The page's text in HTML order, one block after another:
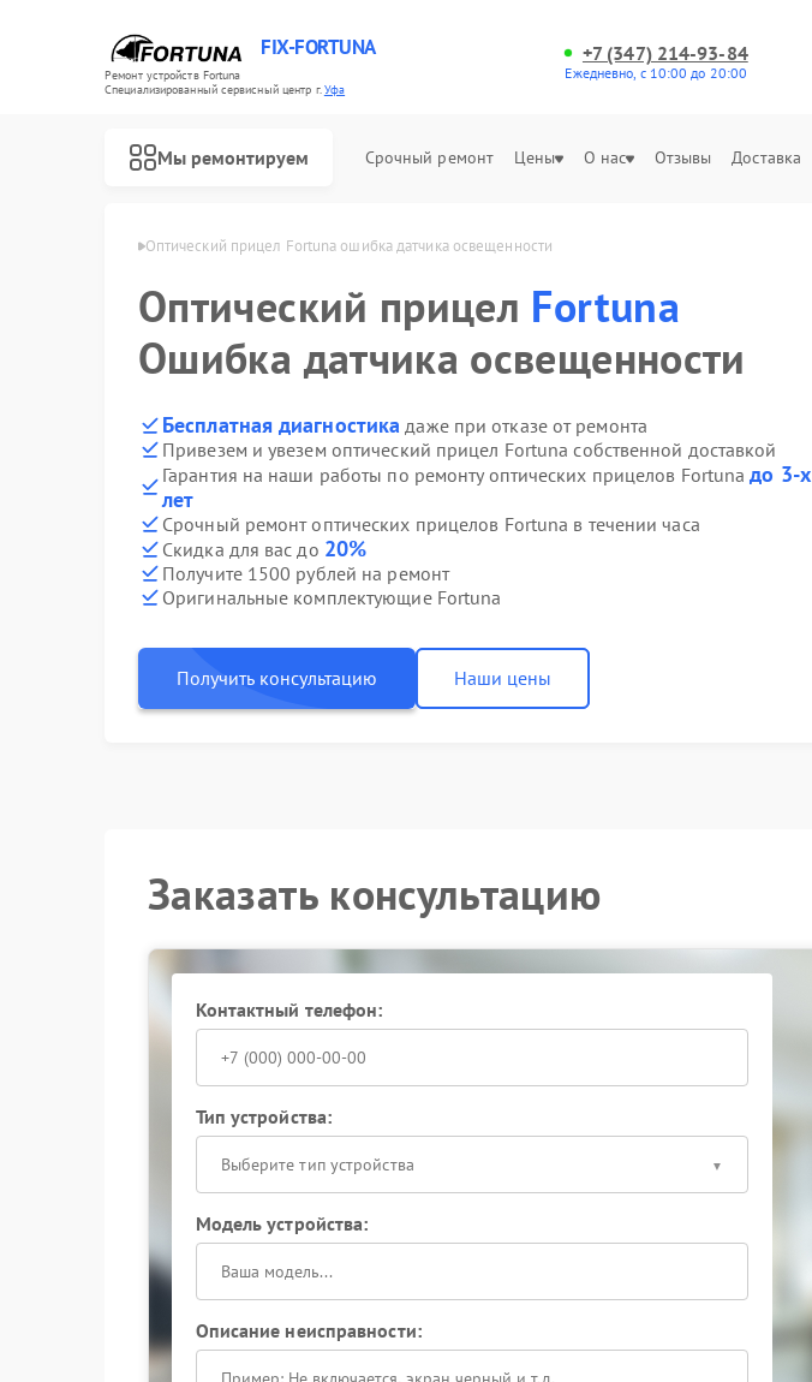
FIX-FORTUNA
Ремонт устройств Fortuna
Специализированный cервисный центр г.Уфа
+7 (347) 214-93-84
Ежедневно, с 10:00 до 20:00
Мы ремонтируем Срочный ремонт Цены О нас Отзывы Доставка
Оптический прицел Fortuna ошибка датчика освещенности
Оптический прицел Fortuna
Ошибка датчика освещенности
Бесплатная диагностика даже при отказе от ремонта
Привезем и увезем оптический прицел Fortuna собственной доставкой
Гарантия на наши работы по ремонту оптических прицелов Fortunaдо 3-х
лет
Срочный ремонт оптических прицелов Fortuna в течении часа
Скидка для вас до 20%
Получите 1500 рублей на ремонт
Оригинальные комплектующие Fortuna
Получить консультацию Наши цены
Заказать консультацию
Контактный телефон:
Тип устройства:
Выберите тип устройства
Модель устройства:
Описание неисправности: